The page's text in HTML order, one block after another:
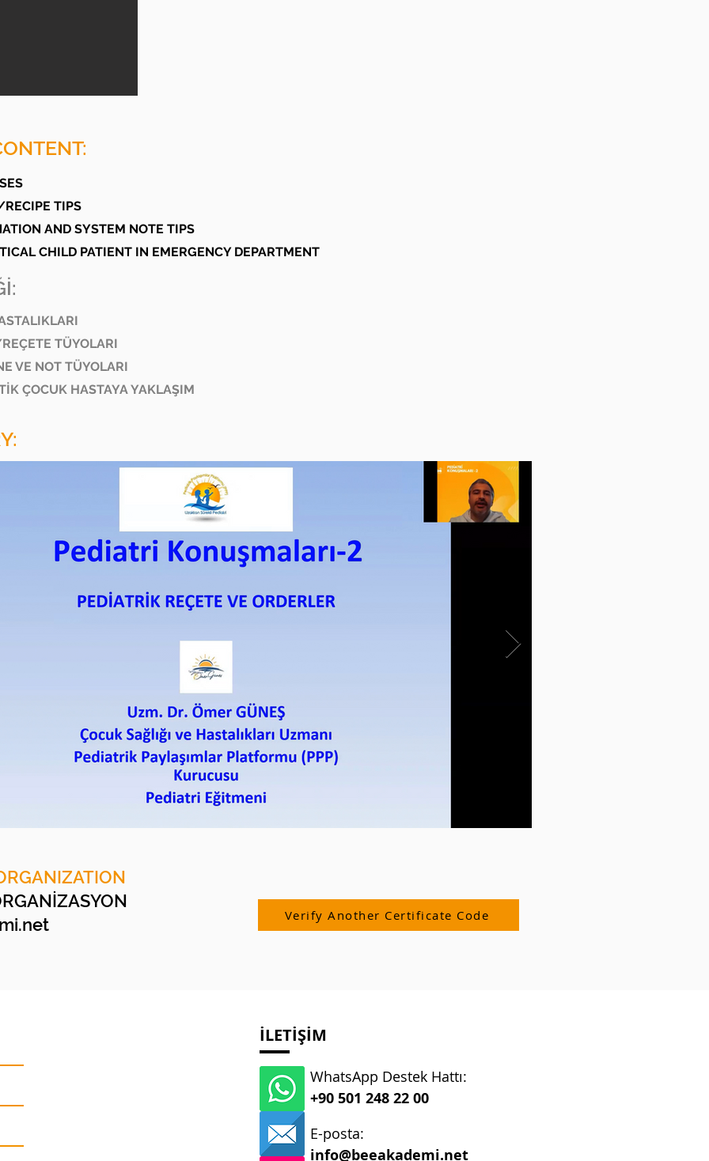
TIPS
AND SYSTEM NOTE TIPS
CHILD PATIENT IN EMERGENCY DEPARTMENT
TÜYOLARI
VE NOT TÜYOLARI
ÇOCUK HASTAYA YAKLAŞIM
Verify Another Certificate Code
İLETİŞİM
WhatsApp Destek Hattı:
+90 501 248 22 00
E-posta:
info@beeakademi.net